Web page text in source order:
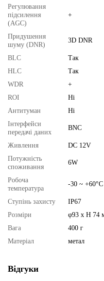
Регулювання
підсилення
(AGC)
+
Придушення
шуму (DNR)
3D DNR
BLC
Так
HLC
Так
WDR
+
ROI
Ні
Антитуман
Ні
Інтерфейси
передачі даних
BNC
Живлення
DC 12V
Потужність
споживання
6W
Робоча
температура
-30 ~ +60°C
Ступінь захисту
IP67
Розміри
φ93 x H 74
Вага
400 г
Матеріал
метал
Відгуки